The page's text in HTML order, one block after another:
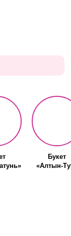
Букет
«Алтын-